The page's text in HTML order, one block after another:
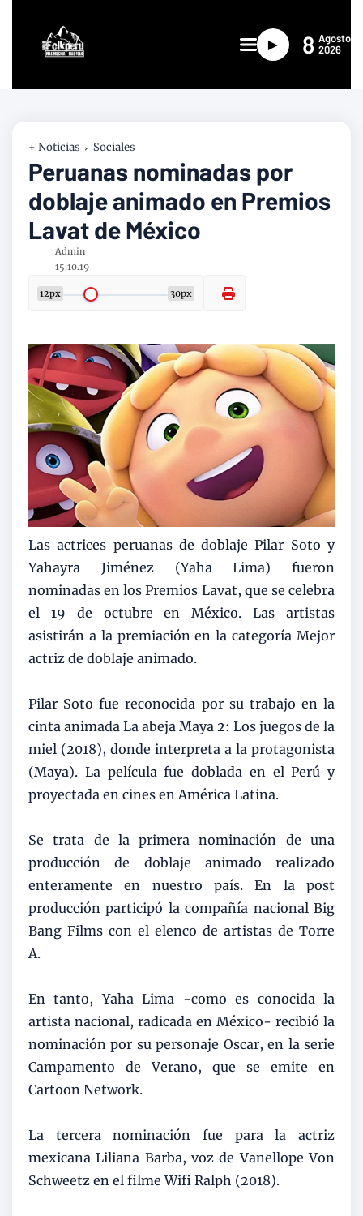
► 8 Agosto
2026
+ Noticias Sociales
Peruanas nominadas por
doblaje animado en Premios
Lavat de México
Admin
15.10.19
12px 30px
Las actrices peruanas de doblaje Pilar Soto y
Yahayra Jiménez (Yaha Lima) fueron
nominadas en los Premios Lavat, que se celebra
el 19 de octubre en México. Las artistas
asistirán a la premiación en la categoría Mejor
actriz de doblaje animado.
Pilar Soto fue reconocida por su trabajo en la
cinta animada La abeja Maya 2: Los juegos de la
miel (2018), donde interpreta a la protagonista
(Maya). La película fue doblada en el Perú y
proyectada en cines en América Latina.
Se trata de la primera nominación de una
producción de doblaje animado realizado
enteramente en nuestro país. En la post
producción participó la compañía nacional Big
Bang Films con el elenco de artistas de Torre
A.
En tanto, Yaha Lima -como es conocida la
artista nacional, radicada en México- recibió la
nominación por su personaje Oscar, en la serie
Campamento de Verano, que se emite en
Cartoon Network.
La tercera nominación fue para la actriz
mexicana Liliana Barba, voz de Vanellope Von
Schweetz en el filme Wifi Ralph (2018).